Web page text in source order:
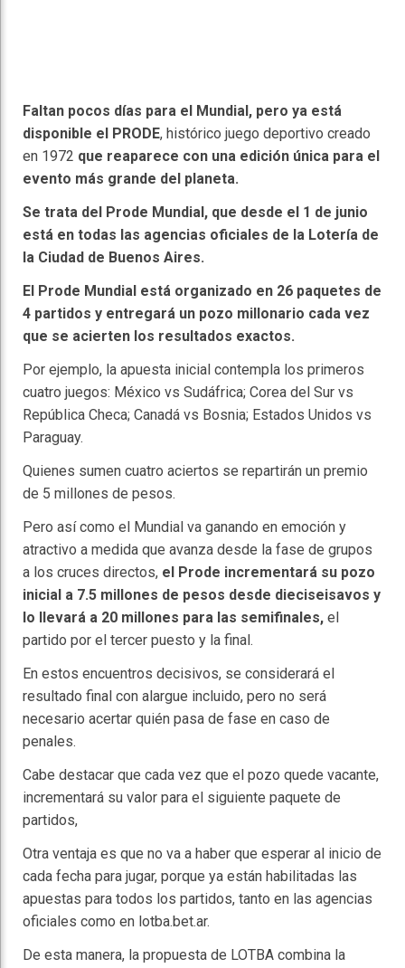
Faltan pocos días para el Mundial, pero ya está
disponible el PRODE, histórico juego deportivo creado
en 1972 que reaparece con una edición única para el
evento más grande del planeta.
Se trata del Prode Mundial, que desde el 1 de junio
está en todas las agencias oficiales de la Lotería de
la Ciudad de Buenos Aires.
El Prode Mundial está organizado en 26 paquetes de
4 partidos y entregará un pozo millonario cada vez
que se acierten los resultados exactos.
Por ejemplo, la apuesta inicial contempla los primeros
cuatro juegos: México vs Sudáfrica; Corea del Sur vs
República Checa; Canadá vs Bosnia; Estados Unidos vs
Paraguay.
Quienes sumen cuatro aciertos se repartirán un premio
de 5 millones de pesos.
Pero así como el Mundial va ganando en emoción y
atractivo a medida que avanza desde la fase de grupos
a los cruces directos, el Prode incrementará su pozo
inicial a 7.5 millones de pesos desde dieciseisavos y
lo llevará a 20 millones para las semifinales, el
partido por el tercer puesto y la final.
En estos encuentros decisivos, se considerará el
resultado final con alargue incluido, pero no será
necesario acertar quién pasa de fase en caso de
penales.
Cabe destacar que cada vez que el pozo quede vacante,
incrementará su valor para el siguiente paquete de
partidos,
Otra ventaja es que no va a haber que esperar al inicio de
cada fecha para jugar, porque ya están habilitadas las
apuestas para todos los partidos, tanto en las agencias
oficiales como en lotba.bet.ar.
De esta manera, la propuesta de LOTBA combina la